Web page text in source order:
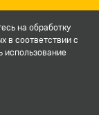
СКЛАД13.РФ.
на обработку
в соответствии с
использование